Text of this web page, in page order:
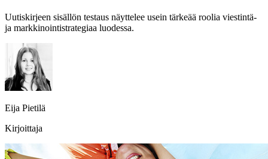
Uutiskirjeen sisällön testaus näyttelee usein tärkeää roolia viestintä-
ja markkinointistrategiaa luodessa.
Eija Pietilä
Kirjoittaja